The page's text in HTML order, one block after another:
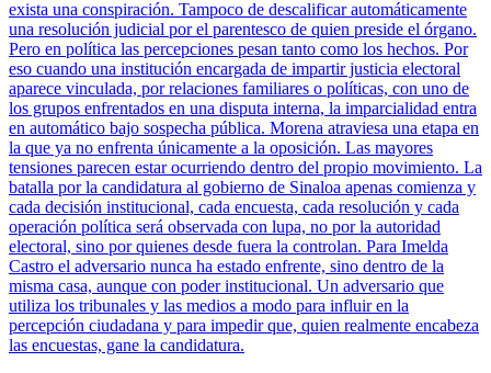
exista una conspiración. Tampoco de descalificar automáticamente
una resolución judicial por el parentesco de quien preside el órgano.
Pero en política las percepciones pesan tanto como los hechos. Por
eso cuando una institución encargada de impartir justicia electoral
aparece vinculada, por relaciones familiares o políticas, con uno de
los grupos enfrentados en una disputa interna, la imparcialidad entra
en automático bajo sospecha pública. Morena atraviesa una etapa en
la que ya no enfrenta únicamente a la oposición. Las mayores
tensiones parecen estar ocurriendo dentro del propio movimiento. La
batalla por la candidatura al gobierno de Sinaloa apenas comienza y
cada decisión institucional, cada encuesta, cada resolución y cada
operación política será observada con lupa, no por la autoridad
electoral, sino por quienes desde fuera la controlan. Para Imelda
Castro el adversario nunca ha estado enfrente, sino dentro de la
misma casa, aunque con poder institucional. Un adversario que
utiliza los tribunales y las medios a modo para influir en la
percepción ciudadana y para impedir que, quien realmente encabeza
las encuestas, gane la candidatura.